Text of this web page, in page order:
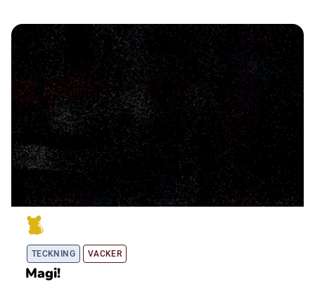
TECKNING VACKER
Magi!